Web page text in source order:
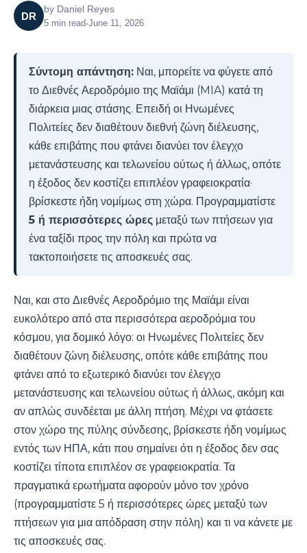
DR
by Daniel Reyes
5 min read•June 11, 2026
Σύντομη απάντηση: Ναι, μπορείτε να φύγετε από
το Διεθνές Αεροδρόμιο της Μαϊάμι (MIA) κατά τη
διάρκεια μιας στάσης. Επειδή οι Ηνωμένες
Πολιτείες δεν διαθέτουν διεθνή ζώνη διέλευσης,
κάθε επιβάτης που φτάνει διανύει τον έλεγχο
μετανάστευσης και τελωνείου ούτως ή άλλως, οπότε
η έξοδος δεν κοστίζει επιπλέον γραφειοκρατία·
βρίσκεστε ήδη νομίμως στη χώρα. Προγραμματίστε
5 ή περισσότερες ώρες μεταξύ των πτήσεων για
ένα ταξίδι προς την πόλη και πρώτα να
τακτοποιήσετε τις αποσκευές σας.
Ναι, και στο Διεθνές Αεροδρόμιο της Μαϊάμι είναι
ευκολότερο από στα περισσότερα αεροδρόμια του
κόσμου, για δομικό λόγο: οι Ηνωμένες Πολιτείες δεν
διαθέτουν ζώνη διέλευσης, οπότε κάθε επιβάτης που
φτάνει από το εξωτερικό διανύει τον έλεγχο
μετανάστευσης και τελωνείου ούτως ή άλλως, ακόμη και
αν απλώς συνδέεται με άλλη πτήση. Μέχρι να φτάσετε
στον χώρο της πύλης σύνδεσης, βρίσκεστε ήδη νομίμως
εντός των ΗΠΑ, κάτι που σημαίνει ότι η έξοδος δεν σας
κοστίζει τίποτα επιπλέον σε γραφειοκρατία. Τα
πραγματικά ερωτήματα αφορούν μόνο τον χρόνο
(προγραμματίστε 5 ή περισσότερες ώρες μεταξύ των
πτήσεων για μια απόδραση στην πόλη) και τι να κάνετε με
τις αποσκευές σας.